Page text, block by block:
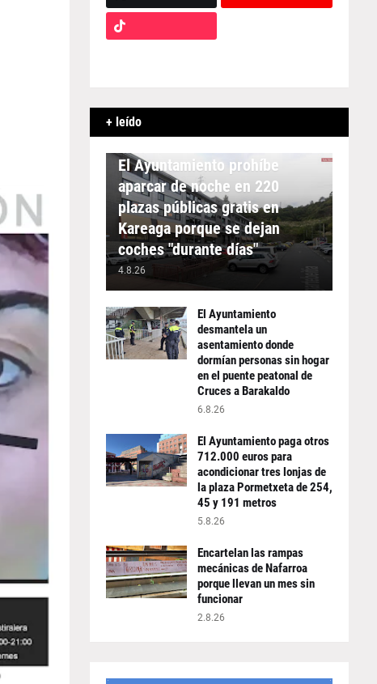
+ leído
APARCAMIENTO
El Ayuntamiento prohíbe
aparcar de noche en 220
plazas públicas gratis en
Kareaga porque se dejan
coches "durante días"
4.8.26
El Ayuntamiento
desmantela un
asentamiento donde
dormían personas sin hogar
en el puente peatonal de
Cruces a Barakaldo
6.8.26
El Ayuntamiento paga otros
712.000 euros para
acondicionar tres lonjas de
la plaza Pormetxeta de 254,
45 y 191 metros
5.8.26
Encartelan las rampas
mecánicas de Nafarroa
porque llevan un mes sin
funcionar
2.8.26